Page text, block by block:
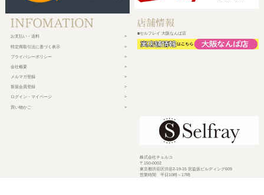
お支払い・送料
特定商取引法に基づく表示
プライバシーポリシー
会社概要
メルマガ登録
新規会員登録
ログイン・マイページ
買い物かご
■セルフレイ 大阪なんば店
株式会社チェルコ
〒150-0002
東京都渋谷区渋谷2-19-15 宮益坂ビルディング609
営業時間 平日10時～17時